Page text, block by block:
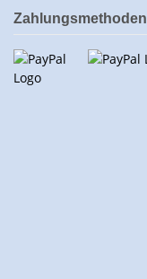
Zahlungsmethoden